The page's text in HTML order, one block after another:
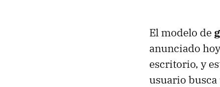
El modelo de
anunciado
escritorio, y
usuario